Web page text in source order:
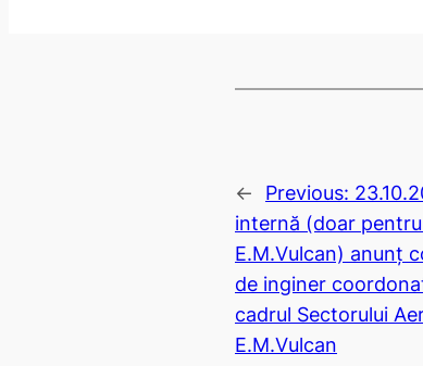
← Previous:
internă (doar pentru
E.M.Vulcan) anunț
de inginer
cadrul Sectorului
E.M.Vulcan